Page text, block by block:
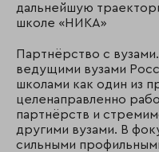
дальнейшую
школе «НИКА»
Партнёрство с
ведущими вузами
школами как один из
целенаправленно
партнёрств и
другими вузами. В
сильными